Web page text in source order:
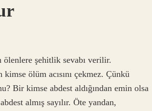
şehitlik sevabı verilir.
ölüm acısını çekmez. Çünkü
Bir kimse abdest aldığından emin olsa
almış sayılır. Öte yandan,